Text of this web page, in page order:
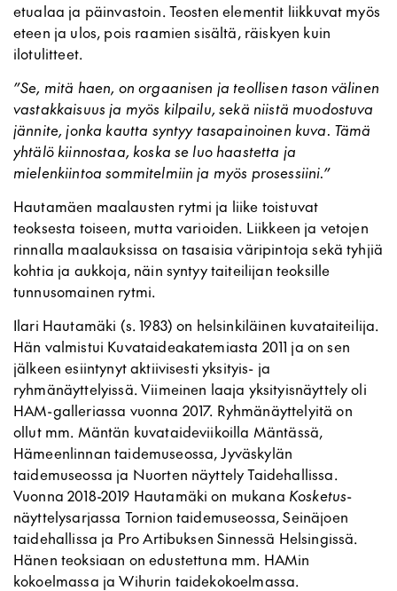
etualaa ja päinvastoin. Teosten elementit liikkuvat myös
eteen ja ulos, pois raamien sisältä, räiskyen kuin
ilotulitteet.
”Se, mitä haen, on orgaanisen ja teollisen tason välinen
vastakkaisuus ja myös kilpailu, sekä niistä muodostuva
jännite, jonka kautta syntyy tasapainoinen kuva. Tämä
yhtälö kiinnostaa, koska se luo haastetta ja
mielenkiintoa sommitelmiin ja myös prosessiini.”
Hautamäen maalausten rytmi ja liike toistuvat
teoksesta toiseen, mutta varioiden. Liikkeen ja vetojen
rinnalla maalauksissa on tasaisia väripintoja sekä tyhjiä
kohtia ja aukkoja, näin syntyy taiteilijan teoksille
tunnusomainen rytmi.
Ilari Hautamäki (s. 1983) on helsinkiläinen kuvataiteilija.
Hän valmistui Kuvataideakatemiasta 2011 ja on sen
jälkeen esiintynyt aktiivisesti yksityis- ja
ryhmänäyttelyissä. Viimeinen laaja yksityisnäyttely oli
HAM-galleriassa vuonna 2017. Ryhmänäyttelyitä on
ollut mm. Mäntän kuvataideviikoilla Mäntässä,
Hämeenlinnan taidemuseossa, Jyväskylän
taidemuseossa ja Nuorten näyttely Taidehallissa.
Vuonna 2018-2019 Hautamäki on mukana Kosketus-
näyttelysarjassa Tornion taidemuseossa, Seinäjoen
taidehallissa ja Pro Artibuksen Sinnessä Helsingissä.
Hänen teoksiaan on edustettuna mm. HAMin
kokoelmassa ja Wihurin taidekokoelmassa.